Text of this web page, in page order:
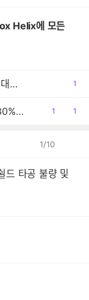
Helix에 모든
트렌트 레즈너, Doom과 자신의 음악에 대한 생각 밝혀
공1
CXMT, 2030년까지 D램 시장 점유율 30% 목표
공1
댓1
1/10
드 타공 불량 및